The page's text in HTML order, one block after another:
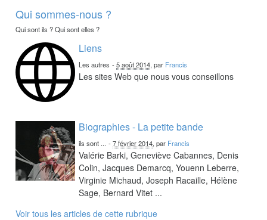
Qui sommes-nous ?
Qui sont ils ? Qui sont elles ?
Liens
Les autres -5 août 2014, par Francis
Les sites Web que nous vous conseillons
Biographies - La petite bande
ils sont ... -7 février 2014, par Francis
Valérie Barki, Geneviève Cabannes, Denis
Colin, Jacques Demarcq, Youenn Leberre,
Virginie Michaud, Joseph Racaille, Hélène
Sage, Bernard Vitet ...
Voir tous les articles de cette rubrique